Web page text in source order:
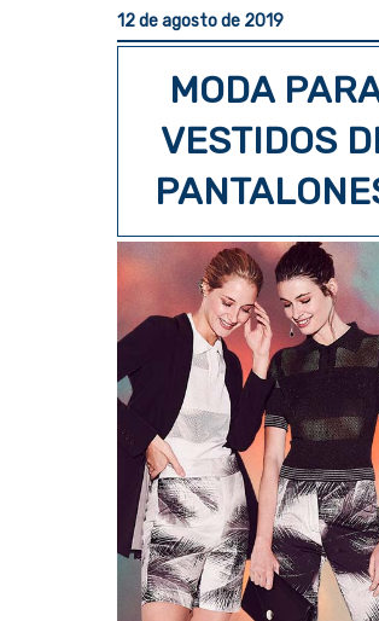
12 de agosto de 2019
MODA
VESTIDOS